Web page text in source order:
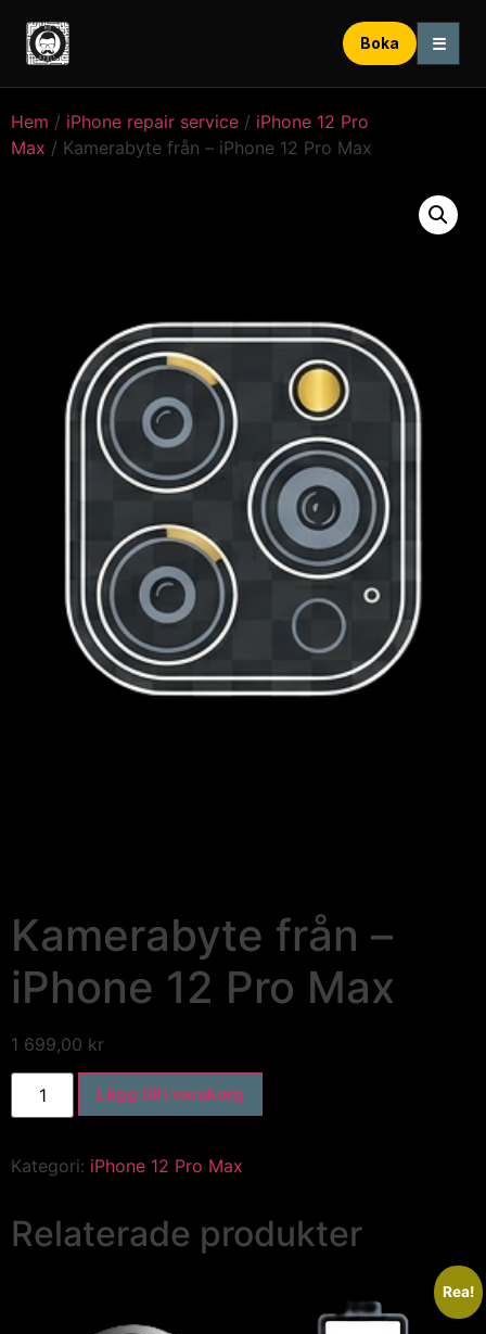
Boka ☰
Hem / iPhone repair service / iPhone 12 Pro
Max / Kamerabyte från – iPhone 12 Pro Max
Kamerabyte från –
iPhone 12 Pro Max
1 699,00 kr
Lägg till i varukorg
Kategori: iPhone 12 Pro Max
Relaterade produkter
Rea!